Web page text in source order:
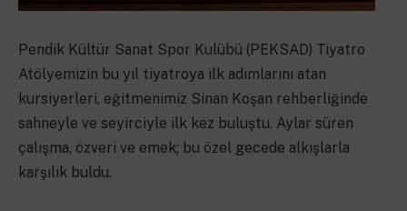
Pendik Kültür Sanat Spor Kulübü (PEKSAD) Tiyatro
Atölyemizin bu yıl tiyatroya ilk adımlarını atan
kursiyerleri, eğitmenimiz Sinan Koşan rehberliğinde
sahneyle ve seyirciyle ilk kez buluştu. Aylar süren
çalışma, özveri ve emek; bu özel gecede alkışlarla
karşılık buldu.